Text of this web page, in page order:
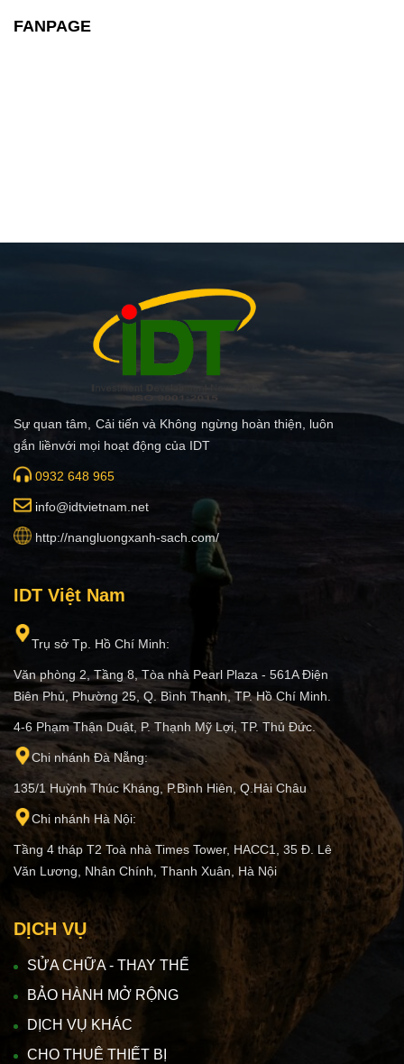
FANPAGE
Sự quan tâm, Cải tiến và Không ngừng hoàn thiện, luôn
gắn liềnvới mọi hoạt động của IDT
0932 648 965
info@idtvietnam.net
http://nangluongxanh-sach.com/
IDT Việt Nam
Trụ sở Tp. Hồ Chí Minh:
Văn phòng 2, Tầng 8, Tòa nhà Pearl Plaza - 561A Điện
Biên Phủ, Phường 25, Q. Bình Thạnh, TP. Hồ Chí Minh.
4-6 Phạm Thận Duật, P. Thạnh Mỹ Lợi, TP. Thủ Đức.
Chi nhánh Đà Nẵng:
135/1 Huỳnh Thúc Kháng, P.Bình Hiên, Q.Hải Châu
Chi nhánh Hà Nội:
Tầng 4 tháp T2 Toà nhà Times Tower, HACC1, 35 Đ. Lê
Văn Lương, Nhân Chính, Thanh Xuân, Hà Nội
DỊCH VỤ
SỬA CHỮA - THAY THẾ
BẢO HÀNH MỞ RỘNG
DỊCH VỤ KHÁC
CHO THUÊ THIẾT BỊ